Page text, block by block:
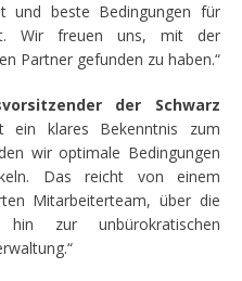
und beste Bedingungen für
Wir freuen uns, mit der
Partner gefunden zu haben.“
der Schwarz
ein klares Bekenntnis zum
wir optimale Bedingungen
Das reicht von einem
Mitarbeiterteam, über die
zur unbürokratischen